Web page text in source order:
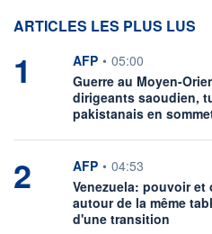
ARTICLES LES PLUS LUS
1 information fournie par
AFP • 05:00
Guerre au Moyen-
dirigeants saoudien,
pakistanais en
2 information fournie par
AFP • 04:53
Venezuela: pouvoir
autour de la même
d'une transition